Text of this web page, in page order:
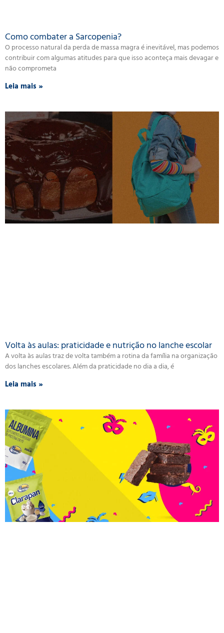
Como combater a Sarcopenia?
O processo natural da perda de massa magra é inevitável, mas podemos
contribuir com algumas atitudes para que isso aconteça mais devagar e
não comprometa
Leia mais »
Volta às aulas: praticidade e nutrição no lanche escolar
A volta às aulas traz de volta também a rotina da família na organização
dos lanches escolares. Além da praticidade no dia a dia, é
Leia mais »